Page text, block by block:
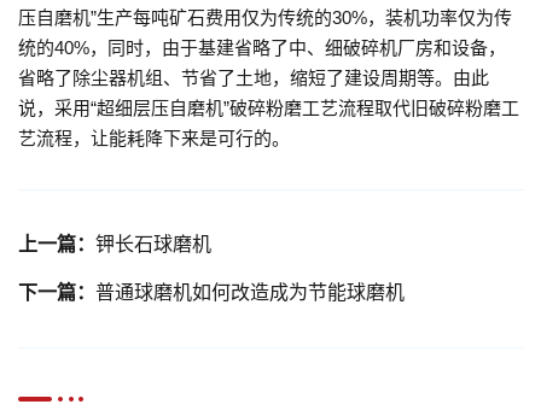
压自磨机”生产每吨矿石费用仅为传统的30%，装机功率仅为传
统的40%，同时，由于基建省略了中、细破碎机厂房和设备，
省略了除尘器机组、节省了土地，缩短了建设周期等。由此
说，采用“超细层压自磨机”破碎粉磨工艺流程取代旧破碎粉磨工
艺流程，让能耗降下来是可行的。
上一篇： 钾长石球磨机
下一篇： 普通球磨机如何改造成为节能球磨机